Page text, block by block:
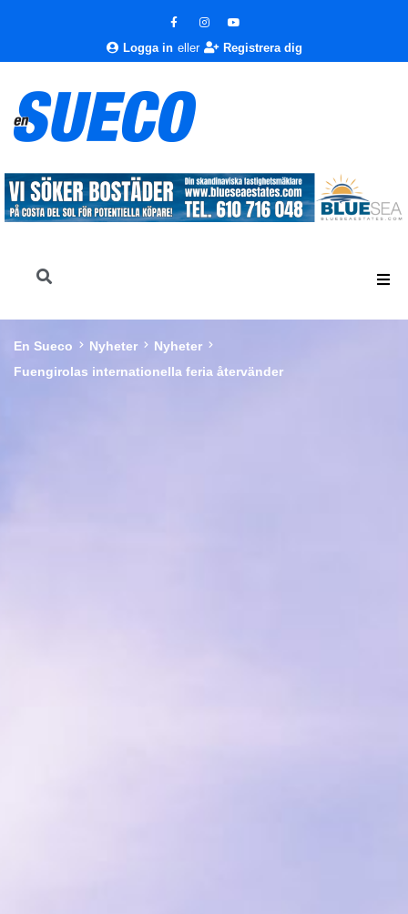
Logga in eller Registrera dig
En Sueco Nyheter
Nyheter
Fuengirolas internationella feria återvänder